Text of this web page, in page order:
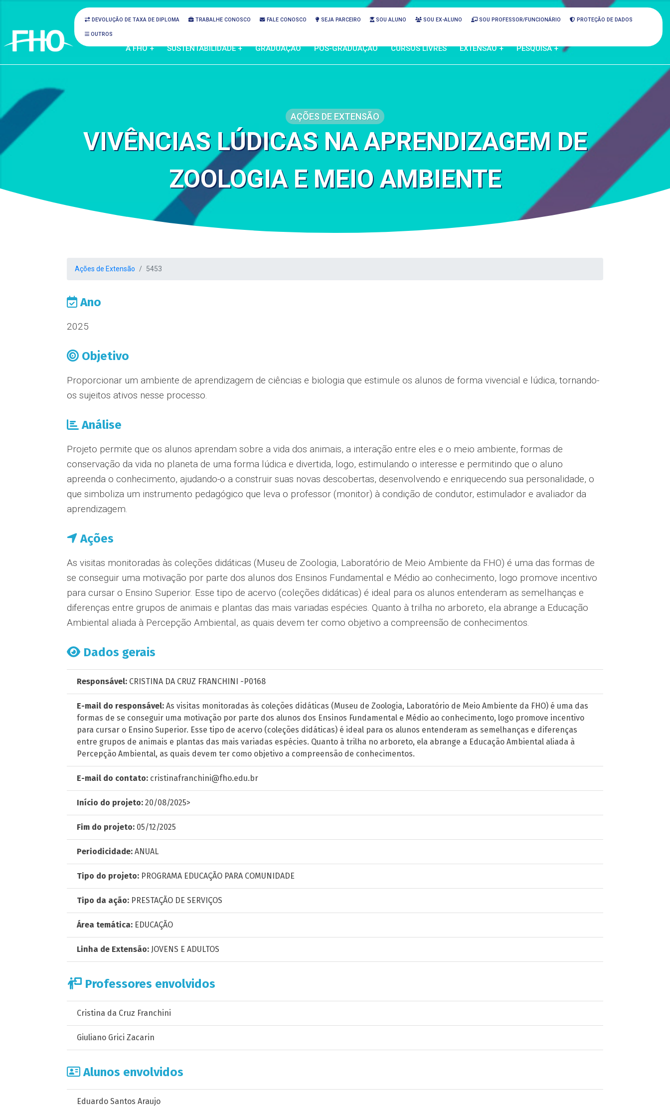
DEVOLUÇÃO DE TAXA DE DIPLOMA TRABALHE CONOSCO FALE CONOSCO SEJA PARCEIRO SOU ALUNO SOU EX-ALUNO SOU PROFESSOR/FUNCIONÁRIO PROTEÇÃO DE DADOS
OUTROS
A FHO + SUSTENTABILIDADE + GRADUAÇÃO PÓS-GRADUAÇÃO CURSOS LIVRES EXTENSÃO + PESQUISA +
AÇÕES DE EXTENSÃO
VIVÊNCIAS LÚDICAS NA APRENDIZAGEM DE
ZOOLOGIA E MEIO AMBIENTE
Ações de Extensão 5453
Ano
2025
Objetivo
Proporcionar um ambiente de aprendizagem de ciências e biologia que estimule os alunos de forma vivencial e lúdica, tornando-
os sujeitos ativos nesse processo.
Análise
Projeto permite que os alunos aprendam sobre a vida dos animais, a interação entre eles e o meio ambiente, formas de
conservação da vida no planeta de uma forma lúdica e divertida, logo, estimulando o interesse e permitindo que o aluno
apreenda o conhecimento, ajudando-o a construir suas novas descobertas, desenvolvendo e enriquecendo sua personalidade, o
que simboliza um instrumento pedagógico que leva o professor (monitor) à condição de condutor, estimulador e avaliador da
aprendizagem.
Ações
As visitas monitoradas às coleções didáticas (Museu de Zoologia, Laboratório de Meio Ambiente da FHO) é uma das formas de
se conseguir uma motivação por parte dos alunos dos Ensinos Fundamental e Médio ao conhecimento, logo promove incentivo
para cursar o Ensino Superior. Esse tipo de acervo (coleções didáticas) é ideal para os alunos entenderam as semelhanças e
diferenças entre grupos de animais e plantas das mais variadas espécies. Quanto à trilha no arboreto, ela abrange a Educação
Ambiental aliada à Percepção Ambiental, as quais devem ter como objetivo a compreensão de conhecimentos.
Dados gerais
Responsável: CRISTINA DA CRUZ FRANCHINI -P0168
E-mail do responsável: As visitas monitoradas às coleções didáticas (Museu de Zoologia, Laboratório de Meio Ambiente da FHO) é uma das
formas de se conseguir uma motivação por parte dos alunos dos Ensinos Fundamental e Médio ao conhecimento, logo promove incentivo
para cursar o Ensino Superior. Esse tipo de acervo (coleções didáticas) é ideal para os alunos entenderam as semelhanças e diferenças
entre grupos de animais e plantas das mais variadas espécies. Quanto à trilha no arboreto, ela abrange a Educação Ambiental aliada à
Percepção Ambiental, as quais devem ter como objetivo a compreensão de conhecimentos.
E-mail do contato: cristinafranchini@fho.edu.br
Início do projeto: 20/08/2025>
Fim do projeto: 05/12/2025
Periodicidade: ANUAL
Tipo do projeto: PROGRAMA EDUCAÇÃO PARA COMUNIDADE
Tipo da ação: PRESTAÇÃO DE SERVIÇOS
Área temática: EDUCAÇÃO
Linha de Extensão: JOVENS E ADULTOS
Professores envolvidos
Cristina da Cruz Franchini
Giuliano Grici Zacarin
Alunos envolvidos
Eduardo Santos Araujo